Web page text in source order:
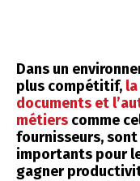
Dans un
plus compétitif,
documents et
métiers comme
fournisseurs,
importants pour
gagner